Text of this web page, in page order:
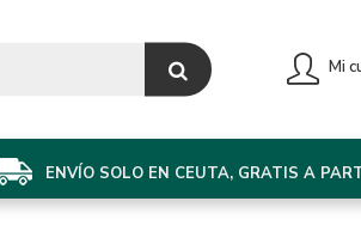
Mi
ENVÍO SOLO EN CEUTA, GRATIS A